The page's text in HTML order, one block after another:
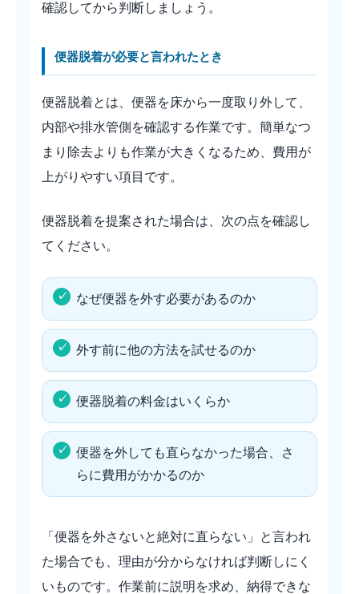
確認してから判断しましょう。
便器脱着が必要と言われたとき
便器脱着とは、便器を床から一度取り外して、
内部や排水管側を確認する作業です。簡単なつ
まり除去よりも作業が大きくなるため、費用が
上がりやすい項目です。
便器脱着を提案された場合は、次の点を確認し
てください。
なぜ便器を外す必要があるのか
外す前に他の方法を試せるのか
便器脱着の料金はいくらか
便器を外しても直らなかった場合、さ
らに費用がかかるのか
「便器を外さないと絶対に直らない」と言われ
た場合でも、理由が分からなければ判断しにく
いものです。作業前に説明を求め、納得できな